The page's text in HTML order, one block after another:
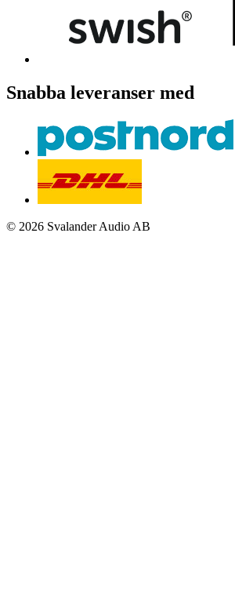
Snabba leveranser med
© 2026 Svalander Audio AB